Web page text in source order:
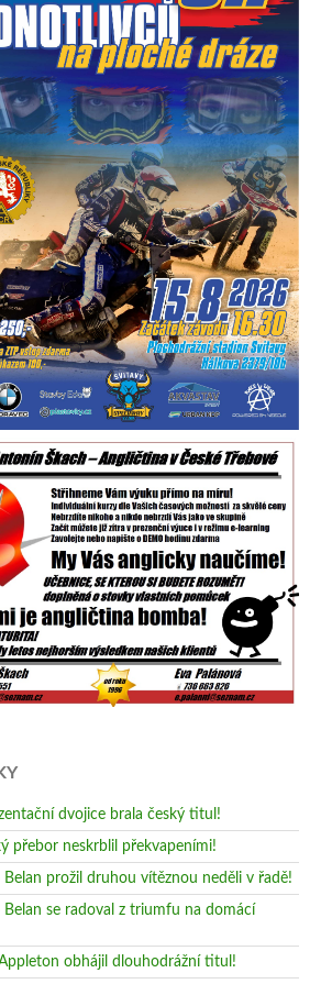
dvojice brala český titul!
přebor neskrblil překvapeními!
Belan prožil druhou vítěznou neděli v řadě!
Belan se radoval z triumfu na domácí
obhájil dlouhodrážní titul!